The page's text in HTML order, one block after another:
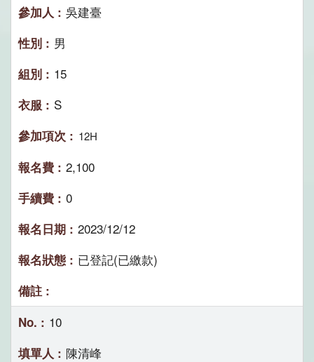
吳建臺
男
15
S
12H
2,100
0
2023/12/12
已登記(已繳款)
10
陳清峰